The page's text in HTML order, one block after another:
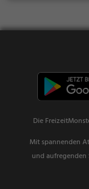
Die
Mit spannenden
und